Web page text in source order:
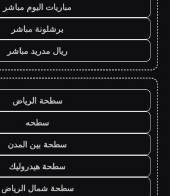
مباريات اليوم مباشر
برشلونة مباشر
ريال مدريد مباشر
سطحة الرياض
سطحه
سطحة بين المدن
سطحة هيدروليك
سطحة شمال الرياض